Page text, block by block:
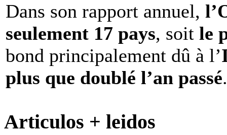
Dans son rapport annuel,
seulement 17 pays, soit le
bond principalement dû à l’
plus que doublé l’an passé.
Articulos + leidos